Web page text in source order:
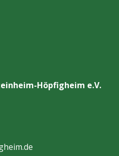
Höpfigheim e.V.